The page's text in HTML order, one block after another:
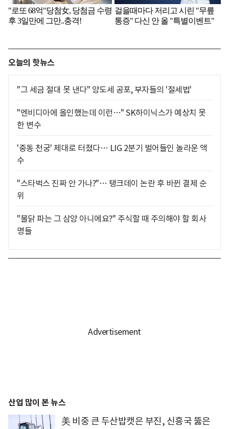
오늘의 핫뉴스
"그 세금 절대 못 낸다" 양도세 공포, 부자들의 '절세법'
"엔비디아에 올인했는데 이런…" SK하이닉스가 예상치 못
한 변수
'중동 천궁' 제대로 터졌다… LIG 2분기 벌어들인 놀라운 액
수
"스타벅스 진짜 안 가나?"… 탱크데이 논란 후 바뀐 결제 순
위
"불닭 파는 그 삼양 아니에요?" 주식할 때 주의해야 할 회사
명들
산업 많이 본 뉴스
美 비중 큰 두산밥캣은 부진, 신흥국 뚫은